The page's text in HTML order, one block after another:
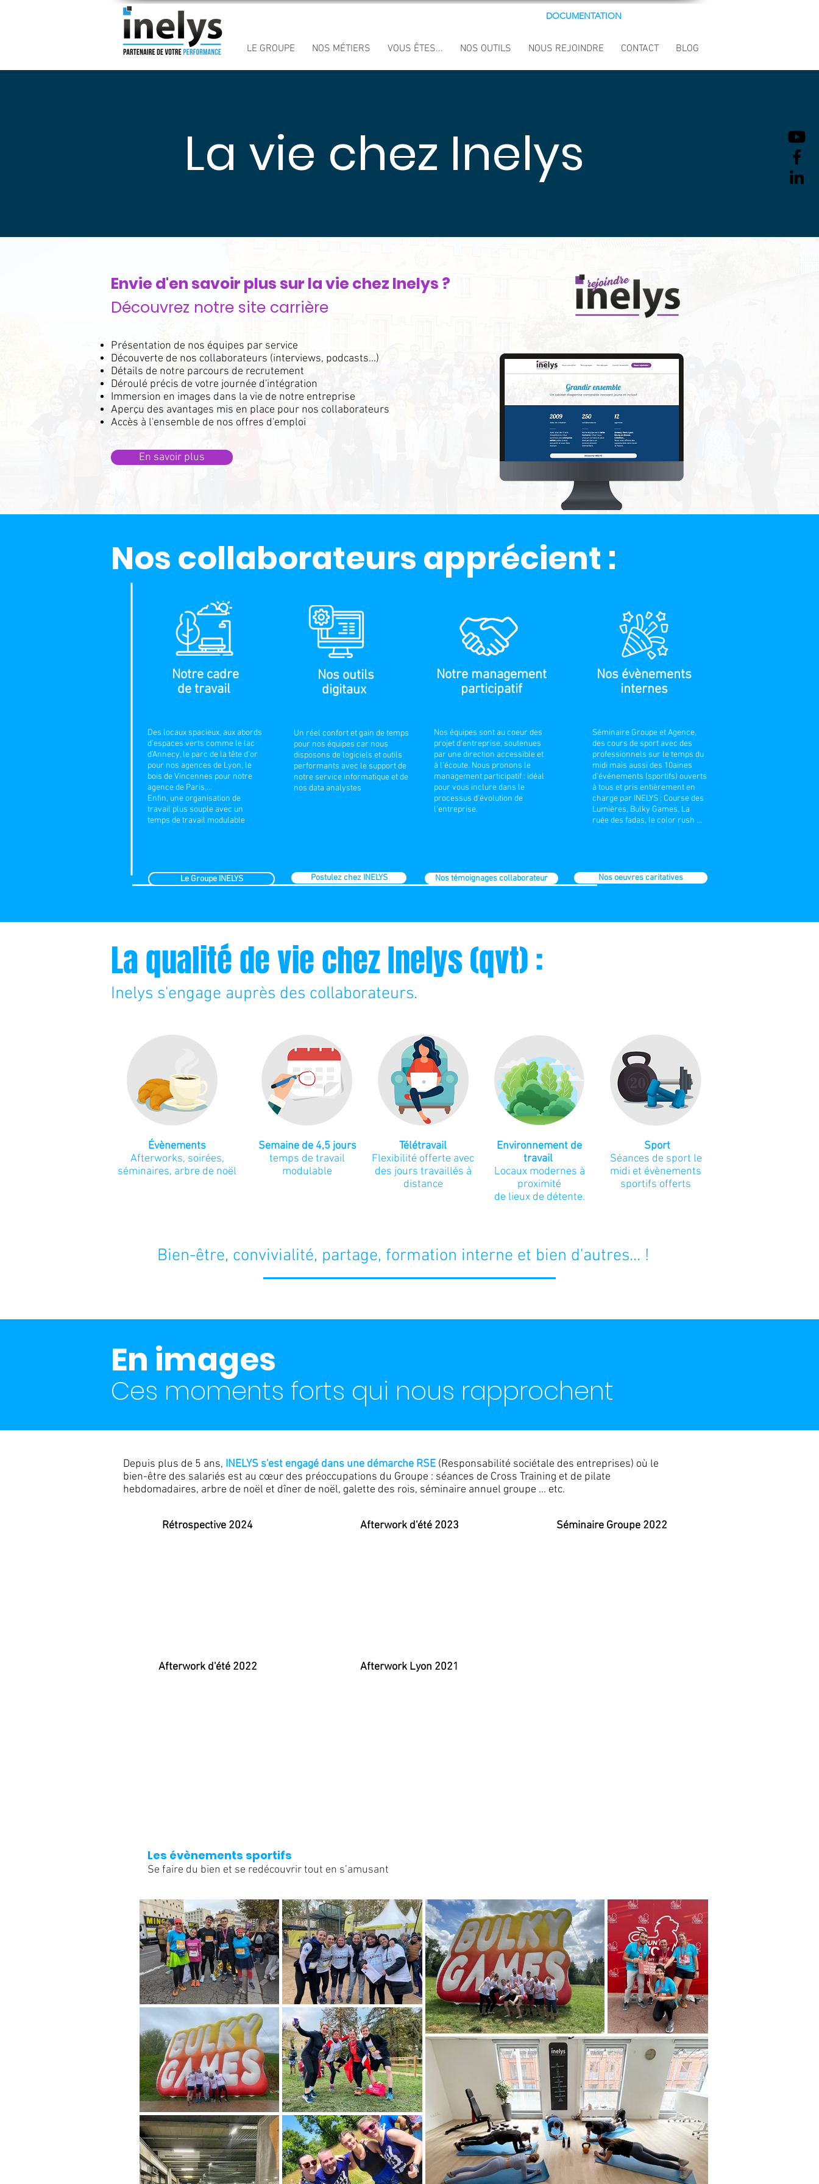
DOCUMENTATION
LE GROUPE NOS MÉTIERS VOUS ÊTES... NOS OUTILS NOUS REJOINDRE CONTACT BLOG
La vie chez Inelys
Envie d'en savoir plus sur la vie chez Inelys ?
Découvrez notre site carrière
Présentation de nos équipes par service
Découverte de nos collaborateurs (interviews, podcasts...)
Détails de notre parcours de recrutement
Déroulé précis de votre journée d'intégration
Immersion en images dans la vie de notre entreprise
Aperçu des avantages mis en place pour nos collaborateurs
Accès à l'ensemble de nos offres d'emploi
En savoir plus
Nos collaborateurs apprécient :
Notre cadre
de travail
Des locaux spacieux, aux abords
d’espaces verts comme le lac
d’Annecy, le parc de la tête d’or
pour nos agences de Lyon, le
bois de Vincennes pour notre
agence de Paris,...
Enfin, une organisation de
travail plus souple avec un
temps de travail modulable
Nos outils
digitaux
Un réel confort et gain de temps
pour nos équipes car nous
disposons de logiciels et outils
performants avec le support de
notre service informatique et de
nos data analystes
Notre management
participatif
Nos équipes sont au coeur des
projet d'entreprise, soutenues
par une direction accessible et
à l’écoute. Nous pronons le
management participatif : idéal
pour vous inclure dans le
processus d’évolution de
l’entreprise.
Nos évènements
internes
Séminaire Groupe et Agence,
des cours de sport avec des
professionnels sur le temps du
midi mais aussi des 10aines
d’événements (sportifs) ouverts
à tous et pris entièrement en
charge par INELYS : Course des
Lumières, Bulky Games, La
ruée des fadas, le color rush …
Le Groupe INELYS Postulez chez INELYS Nos témoignages collaborateur Nos oeuvres caritatives
La qualité de vie chez Inelys (qvt) :
Inelys s'engage auprès des collaborateurs.
Évènements
Afterworks, soirées,
séminaires, arbre de noël
Semaine de 4,5 jours
temps de travail
modulable
Télétravail
Flexibilité offerte avec
des jours travaillés à
distance
Environnement de
travail
Locaux modernes à
proximité
de lieux de détente.
Sport
Séances de sport le
midi et évènements
sportifs offerts
Bien-être, convivialité, partage, formation interne et bien d'autres... !
En images
Ces moments forts qui nous rapprochent
Depuis plus de 5 ans, INELYS s'est engagé dans une démarche RSE (Responsabilité sociétale des entreprises) où le
bien-être des salariés est au cœur des préoccupations du Groupe : séances de Cross Training et de pilate
hebdomadaires, arbre de noël et dîner de noël, galette des rois, séminaire annuel groupe ... etc.
Rétrospective 2024 Afterwork d'été 2023 Séminaire Groupe 2022
Afterwork d'été 2022 Afterwork Lyon 2021
Les évènements sportifs
Se faire du bien et se redécouvrir tout en s’amusant